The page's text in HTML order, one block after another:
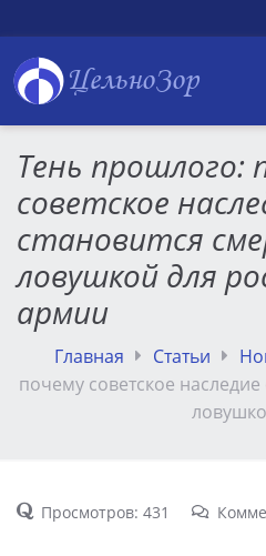
ЦельноЗор
Тень прошлого:
советское
становится
ловушкой для
армии
Главная Статьи
почему советское
Просмотров: 431